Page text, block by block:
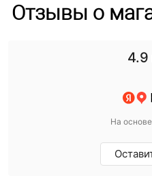
Отзывы о
4.9
На